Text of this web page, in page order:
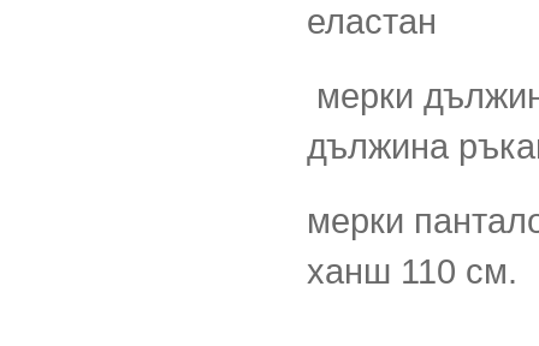
еластан
мерки
дължина
мерки
ханш 110 см.